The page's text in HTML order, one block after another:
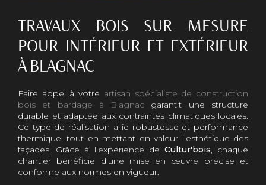
TRAVAUX BOIS SUR MESURE
POUR INTÉRIEUR ET EXTÉRIEUR
À BLAGNAC
Faire appel à votre artisan spécialiste de construction
bois et bardage à Blagnac garantit une structure
durable et adaptée aux contraintes climatiques locales.
Ce type de réalisation allie robustesse et performance
thermique, tout en mettant en valeur l’esthétique des
façades. Grâce à l’expérience de Cultur'bois, chaque
chantier bénéficie d’une mise en œuvre précise et
conforme aux normes en vigueur.